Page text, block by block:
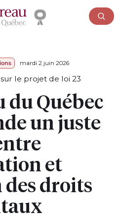
mardi 2 juin 2026
le projet de loi 23
du Québec
un juste
et
droits